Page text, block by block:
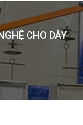
CHO DÂY